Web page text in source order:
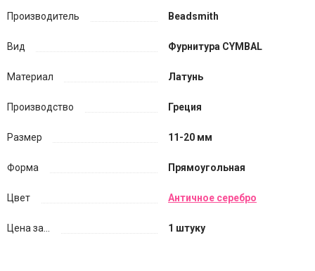
Производитель Beadsmith
Вид Фурнитура CYMBAL
Материал Латунь
Производство Греция
Размер 11-20 мм
Форма Прямоугольная
Цвет Античное серебро
Цена за... 1 штуку